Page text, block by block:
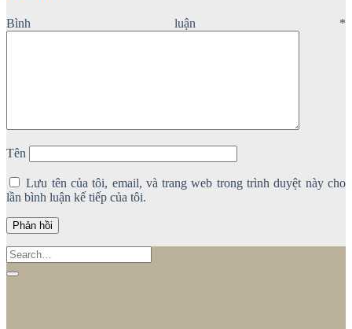
Bình luận *
Tên
Lưu tên của tôi, email, và trang web trong trình duyệt này cho
lần bình luận kế tiếp của tôi.